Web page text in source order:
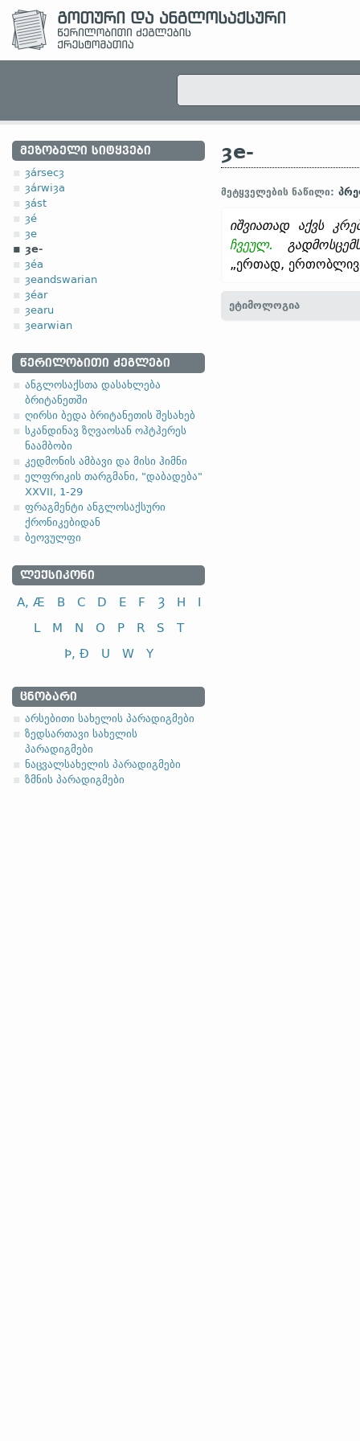
ᲛᲔᲖᲝᲑᲔᲚᲘ ᲡᲘᲢᲧᲕᲔᲑᲘ
ȝársecȝ
ȝárwiȝa
ȝást
ȝé
ȝe
ȝe-
ȝéa
ȝeandswarian
ȝéar
ȝearu
ȝearwian
ᲬᲔᲠᲘᲚᲝᲑᲘᲗᲘ ᲫᲔᲒᲚᲔᲑᲘ
ანგლოსაქსთა დასახლება
ბრიტანეთში
ღირსი ბედა ბრიტანეთის შესახებ
სკანდინავ ზღვაოსან ოჰტჰერეს
ნაამბობი
კედმონის ამბავი და მისი ჰიმნი
ელფრიკის თარგმანი, "დაბადება"
XXVII, 1-29
ფრაგმენტი ანგლოსაქსური
ქრონიკებიდან
ბეოვულფი
ᲚᲔᲥᲡᲘᲙᲝᲜᲘ
A, Æ B C D E F Ȝ H
I
L
M N O P R S
T
Þ, Ð
U W Y
ᲪᲜᲝᲑᲐᲠᲘ
არსებითი სახელის პარადიგმები
ზედსართავი სახელის
პარადიგმები
ნაცვალსახელის პარადიგმები
ზმნის პარადიგმები
ȝe-
მეტყველების ნაწილი:
იშვიათად აქვს
ჩვეულ.
„ერთად,
ეტიმოლოგია